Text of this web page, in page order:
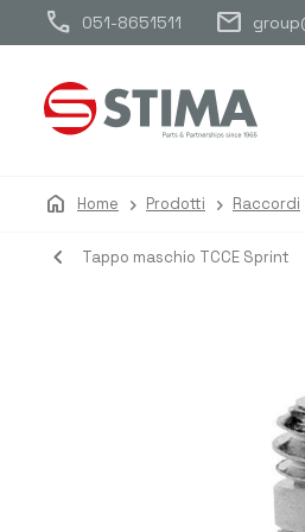
call 051-8651511 mail
home Home Prodotti Raccordi
navigate_before Tappo maschio TCCE Sprint